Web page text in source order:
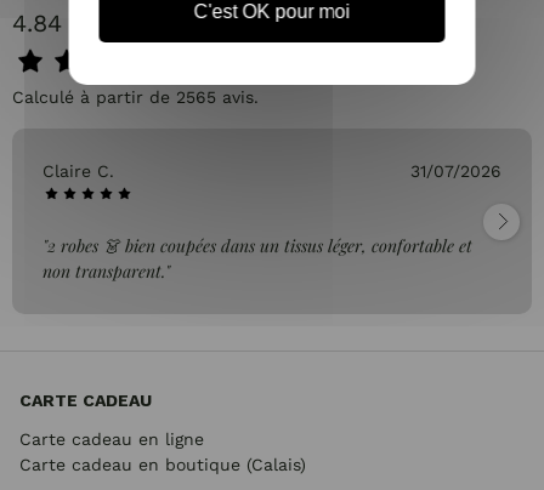
4.84 / 5
Calculé à partir de 2565 avis.
Claire C. 31/07/2026
"2 robes 👗 bien coupées dans un tissus léger, confortable et
non transparent."
CARTE CADEAU
Carte cadeau en ligne
Carte cadeau en boutique (Calais)
C'est OK pour moi